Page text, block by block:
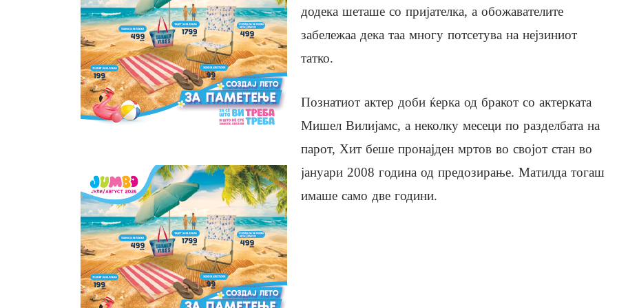
додека шеташе со пријателка, а обожавателите
забележаа дека таа многу потсетува на нејзиниот
татко.
Познатиот актер доби ќерка од бракот со актерката
Мишел Вилијамс, а неколку месеци по разделбата на
парот, Хит беше пронајден мртов во својот стан во
јануари 2008 година од предозирање. Матилда тогаш
имаше само две години.